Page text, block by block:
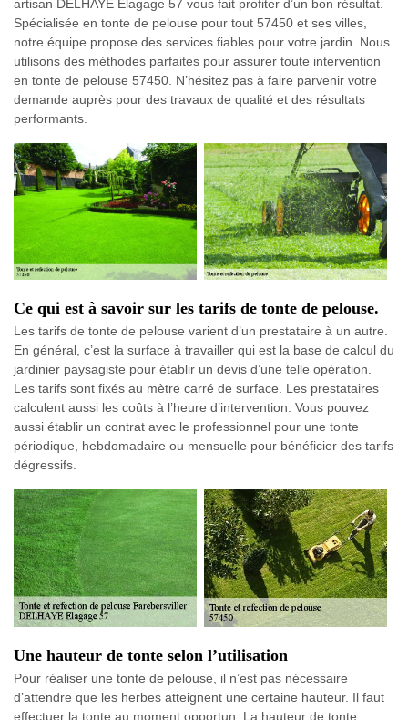
artisan DELHAYE Elagage 57 vous fait profiter d’un bon résultat.
Spécialisée en tonte de pelouse pour tout 57450 et ses villes,
notre équipe propose des services fiables pour votre jardin. Nous
utilisons des méthodes parfaites pour assurer toute intervention
en tonte de pelouse 57450. N’hésitez pas à faire parvenir votre
demande auprès pour des travaux de qualité et des résultats
performants.
Ce qui est à savoir sur les tarifs de tonte de pelouse.
Les tarifs de tonte de pelouse varient d’un prestataire à un autre.
En général, c’est la surface à travailler qui est la base de calcul du
jardinier paysagiste pour établir un devis d’une telle opération.
Les tarifs sont fixés au mètre carré de surface. Les prestataires
calculent aussi les coûts à l’heure d’intervention. Vous pouvez
aussi établir un contrat avec le professionnel pour une tonte
périodique, hebdomadaire ou mensuelle pour bénéficier des tarifs
dégressifs.
Une hauteur de tonte selon l’utilisation
Pour réaliser une tonte de pelouse, il n’est pas nécessaire
d’attendre que les herbes atteignent une certaine hauteur. Il faut
effectuer la tonte au moment opportun. La hauteur de tonte